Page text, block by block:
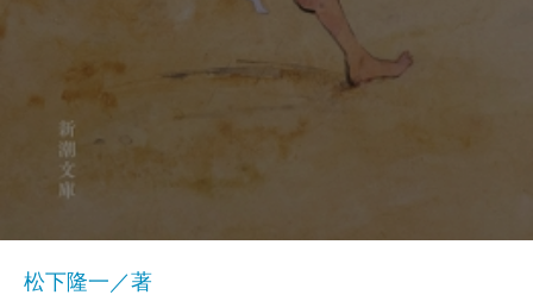
松下隆一／著